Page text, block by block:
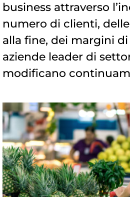
business attraverso
numero di clienti,
alla fine, dei margini
aziende leader di
modificano